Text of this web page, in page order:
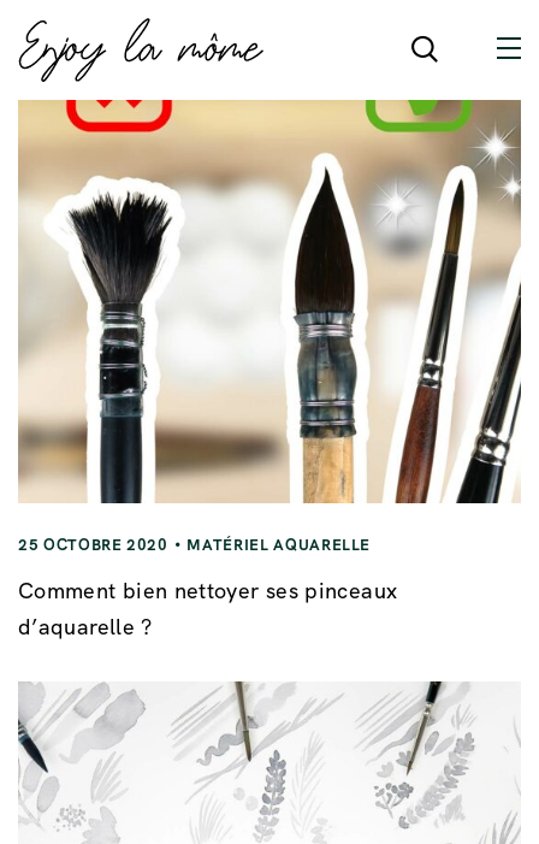
25 OCTOBRE 2020 MATÉRIEL AQUARELLE
Comment bien nettoyer ses pinceaux
d’aquarelle ?